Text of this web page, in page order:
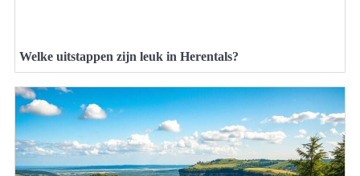
Welke uitstappen zijn leuk in Herentals?